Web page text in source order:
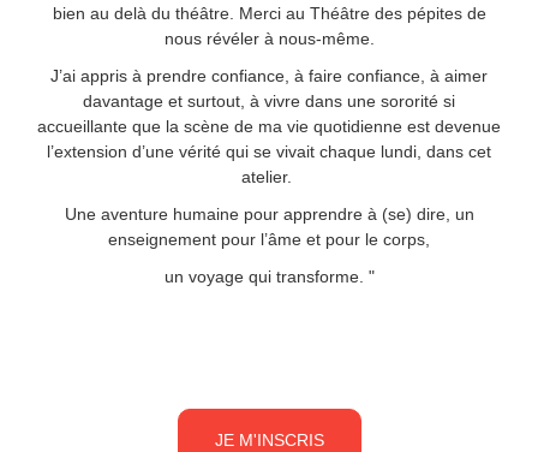
bien au delà du théâtre. Merci au Théâtre des pépites de
nous révéler à nous-même.
J’ai appris à prendre confiance, à faire confiance, à aimer
davantage et surtout, à vivre dans une sororité si
accueillante que la scène de ma vie quotidienne est devenue
l’extension d’une vérité qui se vivait chaque lundi, dans cet
atelier.
Une aventure humaine pour apprendre à (se) dire, un
enseignement pour l’âme et pour le corps,
un voyage qui transforme. "
JE M'INSCRIS